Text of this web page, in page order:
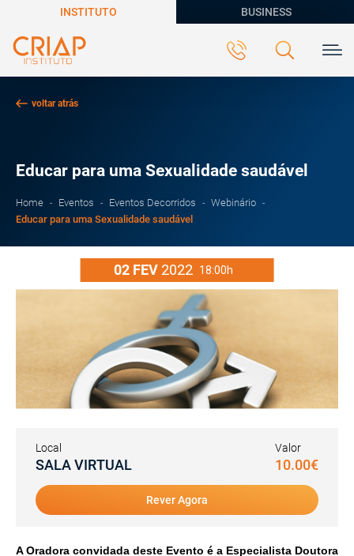
INSTITUTO BUSINESS
voltar atrás
Educar para uma Sexualidade saudável
Home Eventos Eventos Decorridos
Webinário
Educar para uma Sexualidade saudável
02 FEV 2022 18:00h
Local
SALA VIRTUAL
Valor
10.00€
Rever Agora
A Oradora convidada deste Evento é a Especialista Doutora